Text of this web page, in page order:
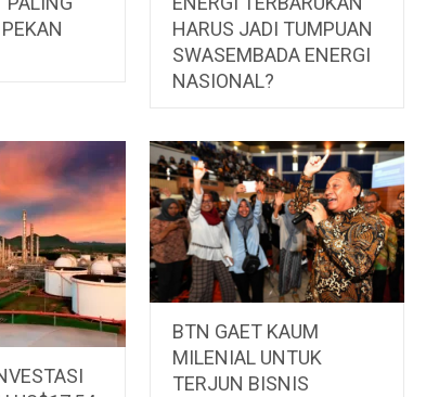
HARUS JADI TUMPUAN
SWASEMBADA ENERGI
NASIONAL?
BTN GAET KAUM
MILENIAL UNTUK
TERJUN BISNIS